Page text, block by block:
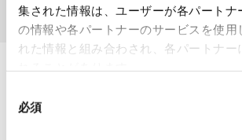
集された情報は、ユーザーが各パートナ
の情報や各パートナーのサービスを使用
れた情報と組み合わされ、各パートナー
必須